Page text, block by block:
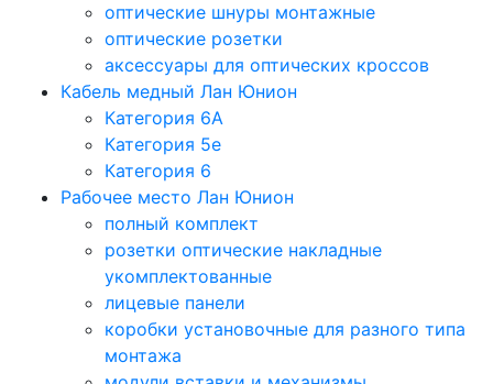
оптические шнуры монтажные
оптические розетки
аксессуары для оптических кроссов
Кабель медный Лан Юнион
Категория 6A
Категория 5e
Категория 6
Рабочее место Лан Юнион
полный комплект
розетки оптические накладные
укомплектованные
лицевые панели
коробки установочные для разного типа
монтажа